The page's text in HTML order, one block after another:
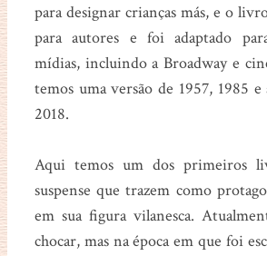
para designar crianças más, e o
para autores e foi adaptado
mídias, incluindo a Broadway e
temos uma versão de 1957, 1985
2018.
Aqui temos um dos primeiros
suspense que trazem como
em sua figura vilanesca.
chocar, mas na época em que foi